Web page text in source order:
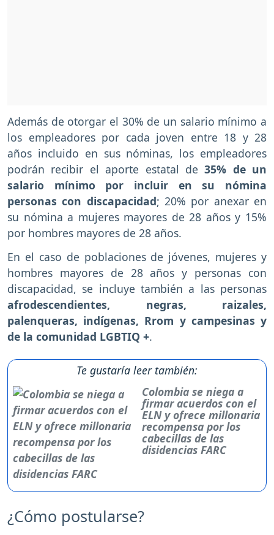
Además de otorgar el 30% de un salario mínimo a
los empleadores por cada joven entre 18 y 28
años incluido en sus nóminas, los empleadores
podrán recibir el aporte estatal de35% de un
salario mínimo por incluir en su nómina
personas con discapacidad; 20% por anexar en
su nómina a mujeres mayores de 28 años y 15%
por hombres mayores de 28 años.
En el caso de poblaciones de jóvenes, mujeres y
hombres mayores de 28 años y personas con
discapacidad, se incluye también a las personas
afrodescendientes, negras, raizales,
palenqueras, indígenas, Rrom y campesinas y
de la comunidad LGBTIQ +.
Te gustaría leer también:
Colombia se niega a
firmar acuerdos con el
ELN y ofrece millonaria
recompensa por los
cabecillas de las
disidencias FARC
¿Cómo postularse?